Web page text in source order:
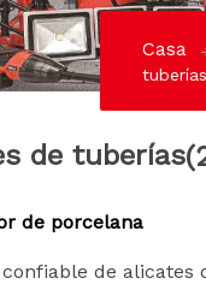
Casa
tuberías
de tuberías
de porcelana
de